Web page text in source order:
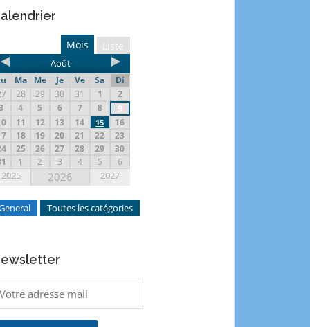
Liste
Mois
Août
Ma Me Je Ve Sa
Di
28 29 30 31 1
2
4 5 6 7 8
9
11 12 13 14 15
16
18 19 20 21 22
23
25 26 27 28 29
30
1 2 3 4 5 6
2025 2026 2027
Toutes les catégories